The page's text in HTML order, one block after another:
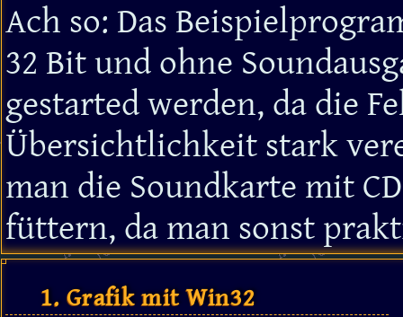
Ach so: Das
32 Bit und ohne
gestarted werden, da die
Übersichtlichkeit stark
man die Soundkarte mit
füttern, da man sonst
1. Grafik mit Win32